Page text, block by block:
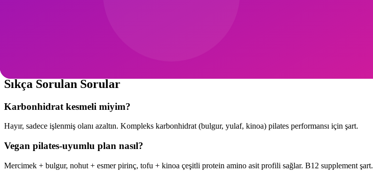
Sıkça Sorulan Sorular
Karbonhidrat kesmeli miyim?
Hayır, sadece işlenmiş olanı azaltın. Kompleks karbonhidrat (bulgur, yulaf, kinoa) pilates performansı için şart.
Vegan pilates-uyumlu plan nasıl?
Mercimek + bulgur, nohut + esmer pirinç, tofu + kinoa çeşitli protein amino asit profili sağlar. B12 supplement şart.